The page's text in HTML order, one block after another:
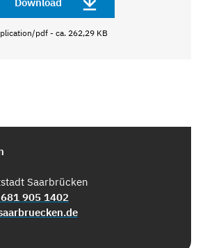
pdf - ca. 262,29 KB
Saarbrücken
905 1402